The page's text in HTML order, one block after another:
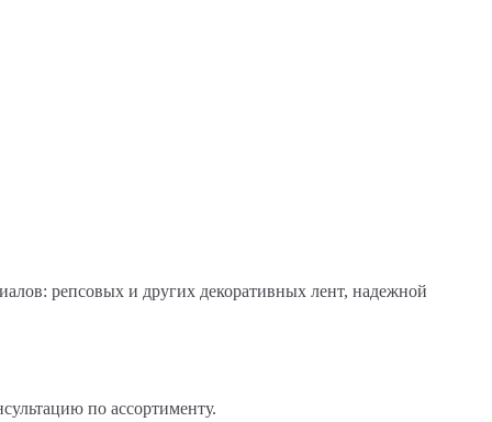
репсовых и других декоративных лент, надежной
по ассортименту.